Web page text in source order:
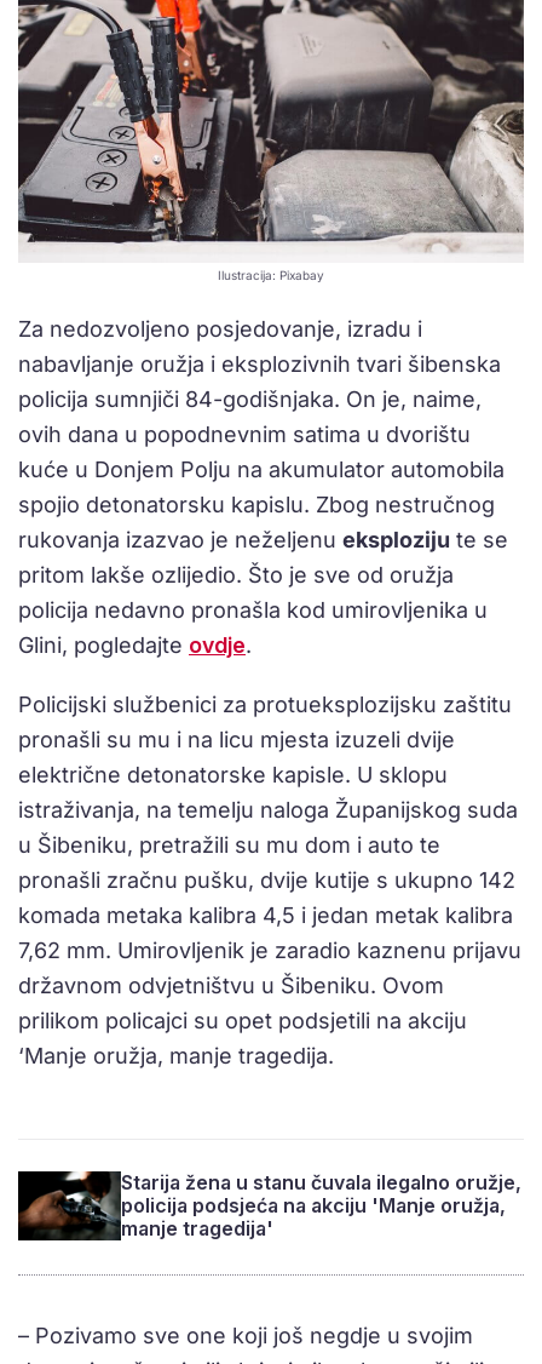
Ilustracija: Pixabay
Za nedozvoljeno posjedovanje, izradu i
nabavljanje oružja i eksplozivnih tvari šibenska
policija sumnjiči 84-godišnjaka. On je, naime,
ovih dana u popodnevnim satima u dvorištu
kuće u Donjem Polju na akumulator automobila
spojio detonatorsku kapislu. Zbog nestručnog
rukovanja izazvao je neželjenu eksploziju te se
pritom lakše ozlijedio. Što je sve od oružja
policija nedavno pronašla kod umirovljenika u
Glini, pogledajte ovdje.
Policijski službenici za protueksplozijsku zaštitu
pronašli su mu i na licu mjesta izuzeli dvije
električne detonatorske kapisle. U sklopu
istraživanja, na temelju naloga Županijskog suda
u Šibeniku, pretražili su mu dom i auto te
pronašli zračnu pušku, dvije kutije s ukupno 142
komada metaka kalibra 4,5 i jedan metak kalibra
7,62 mm. Umirovljenik je zaradio kaznenu prijavu
državnom odvjetništvu u Šibeniku. Ovom
prilikom policajci su opet podsjetili na akciju
‘Manje oružja, manje tragedija.
Starija žena u stanu čuvala ilegalno oružje,
policija podsjeća na akciju 'Manje oružja,
manje tragedija'
– Pozivamo sve one koji još negdje u svojim